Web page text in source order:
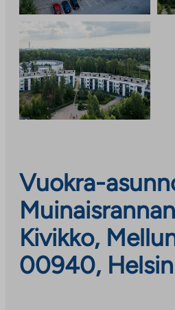
Vuokra-
Kivikko,
00940,